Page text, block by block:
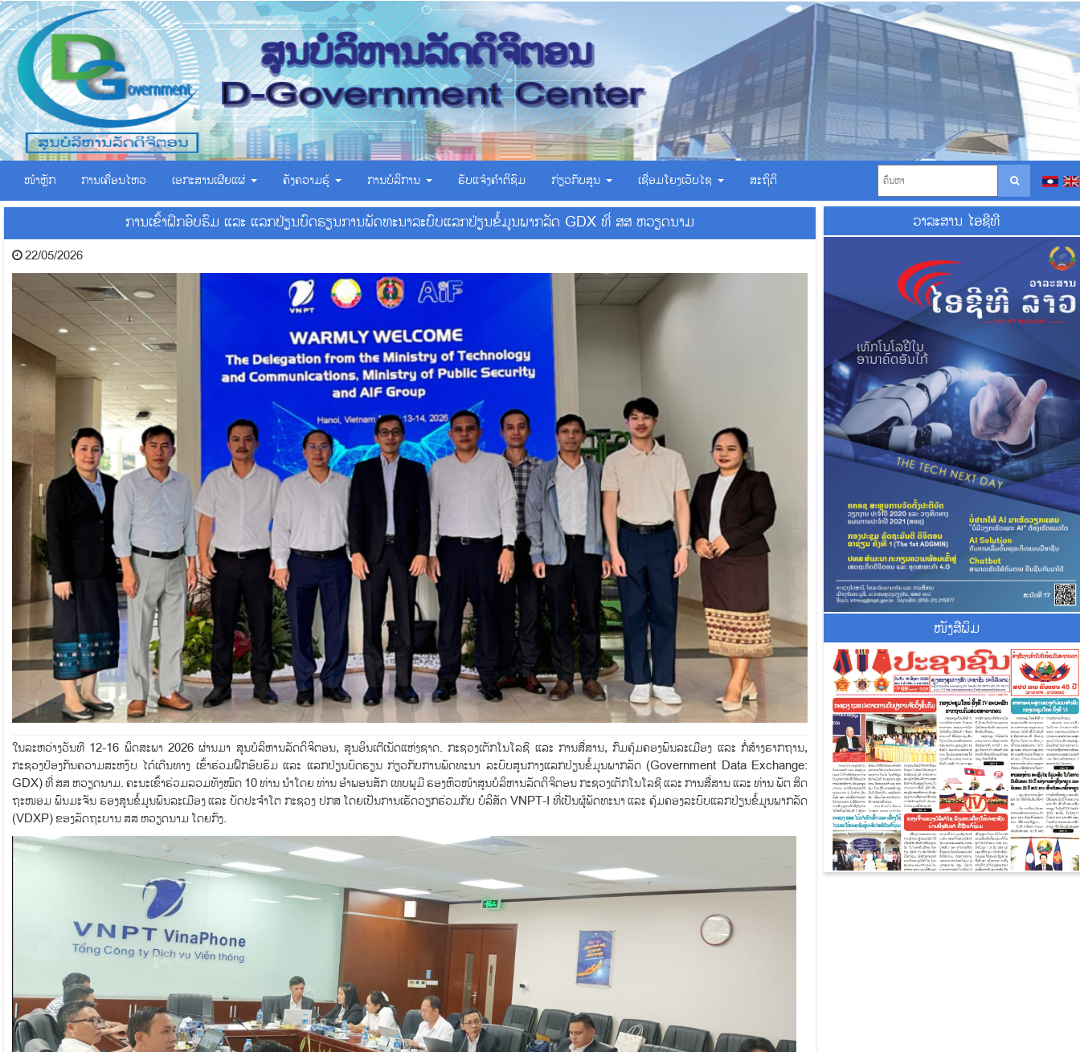
ໜ້າຫຼັກ ການເຄື່ອນໄຫວ ເອ​ກະ​ສານ​ເຜີຍ​ແຜ່ ຄັງຄວາມຮູ້ ການບໍລິການ ຮັບແຈ້ງຄຳຕິຊົມ ກ່ຽວກັບສູນ ເຊື່ອມ​ໂຍງ​ເວັບ​ໄຊ ສະຖິຕິ
ການເຂົ້າຝຶກອົບຮົມ ແລະ ແລກປ່ຽນບົດຮຽນການພັດທະນາລະບົບແລກປ່ຽນຂໍ້ມູນພາກລັດ GDX ທີ່ ສສ ຫວຽດນາມ
22/05/2026
ໃນລະຫວ່າງວັນທີ 12-16 ພຶດສະພາ 2026 ຜ່ານມາ ສູນບໍລິຫານລັດດິຈິຕອນ, ສູນອິນເຕີເນັດແຫ່ງຊາດ. ກະຊວງເຕັກໂນໂລຊີ ແລະ ການສື່ສານ, ກົມຄຸ້ມຄອງພົນລະເມືອງ ແລະ ກໍ່ສ້າງຮາກຖານ,
ກະຊວງປ້ອງກັນຄວາມສະຫງົບ ໄດ້ເດີນທາງ ເຂົ້າຮ່ວມຝຶກອົບຮົມ ແລະ ແລກປ່ຽນບົດຮຽນ ກ່ຽວກັບການພັດທະນາ ລະບົບສູນກາງແລກປ່ຽນຂໍ້ມູນພາກລັດ (Government Data Exchange:
GDX) ທີ່ ສສ ຫວຽດນາມ. ຄະນະເຂົ້າຮ່ວມລວມທັງໝົດ 10 ທ່ານ ນໍາໂດຍ ທ່ານ ອຳພອນສັກ ເທບພູມີ ຮອງຫົວໜ້າສູນບໍລິຫານລັດດິຈິຕອນ ກະຊວງເຕັກໂນໂລຊີ ແລະ ການສື່ສານ ແລະ ທ່ານ ພັຕ ສິດ
ຖະໜອມ ພົນມະຈັນ ຮອງສູນຂໍ້ມູນພົນລະເມືອງ ແລະ ບັດປະຈຳໂຕ ກະຊວງ ປກສ ໂດຍເປັນການເຮັດວຽກຮ່ວມກັບ ບໍລິສັດ VNPT-I ທີ່ເປັນຜູ້ພັດທະນາ ແລະ ຄຸ້ມຄອງລະບົບແລກປ່ຽນຂໍ້ມູນພາກລັດ
(VDXP) ຂອງລັດຖະບານ ສສ ຫວຽດນາມ ໂດຍກົງ.
ວາ​ລະ​ສານ ໄອ​ຊີ​ທີ
ໜັງສືພິມ